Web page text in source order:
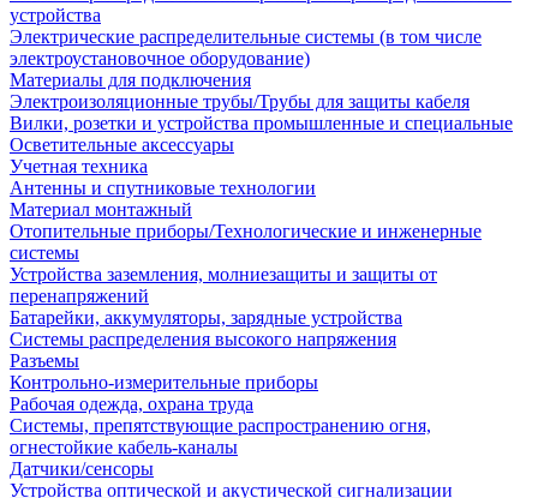
устройства
Электрические распределительные системы (в том числе
электроустановочное оборудование)
Материалы для подключения
Электроизоляционные трубы/Трубы для защиты кабеля
Вилки, розетки и устройства промышленные и специальные
Осветительные аксессуары
Учетная техника
Антенны и спутниковые технологии
Материал монтажный
Отопительные приборы/Технологические и инженерные
системы
Устройства заземления, молниезащиты и защиты от
перенапряжений
Батарейки, аккумуляторы, зарядные устройства
Системы распределения высокого напряжения
Разъемы
Контрольно-измерительные приборы
Рабочая одежда, охрана труда
Системы, препятствующие распространению огня,
огнестойкие кабель-каналы
Датчики/сенсоры
Устройства оптической и акустической сигнализации